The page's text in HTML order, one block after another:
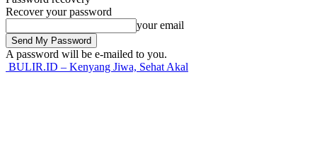
Recover your password
your email
A password will be e-mailed to you.
BULIR.ID – Kenyang Jiwa, Sehat Akal